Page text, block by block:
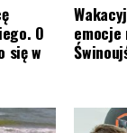
O
się w
emocje